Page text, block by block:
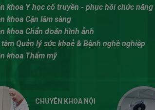
khoa Y học cổ truyền - phục hồi chức năng
khoa Cận lâm sàng
khoa Chẩn đoán hình ảnh
Quản lý sức khoẻ & Bệnh nghề nghiệp
khoa Thẩm mỹ
CHUYÊN KHOA NỘI